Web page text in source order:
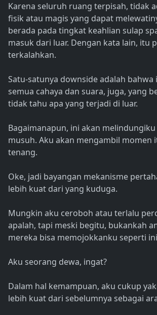
Karena seluruh ruang terpisah, tidak
fisik atau magis yang dapat
berada pada tingkat keahlian sulap
masuk dari luar. Dengan kata lain, itu
terkalahkan.
Satu-satunya downside adalah
semua cahaya dan suara, juga, yang
tidak tahu apa yang terjadi di luar.
Bagaimanapun, ini akan
musuh. Aku akan mengambil momen
tenang.
Oke, jadi bayangan mekanisme
lebih kuat dari yang kuduga.
Mungkin aku ceroboh atau terlalu
apalah, tapi meski begitu, bukankah
mereka bisa memojokkanku seperti
Aku seorang dewa, ingat?
Dalam hal kemampuan, aku cukup
lebih kuat dari sebelumnya sebagai